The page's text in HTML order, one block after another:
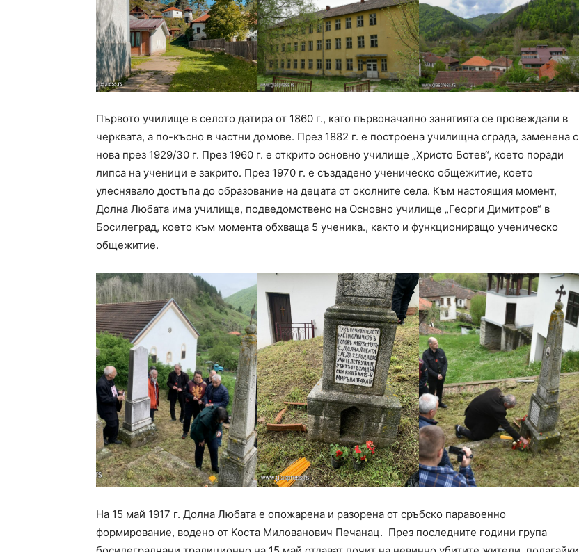
Първото училище в селото датира от 1860 г., като първоначално занятията се провеждали в
черквата, а по-късно в частни домове. През 1882 г. е построена училищна сграда, заменена с
нова през 1929/30 г. През 1960 г. е открито основно училище „Христо Ботев“, което поради
липса на ученици е закрито. През 1970 г. е създадено ученическо общежитие, което
улеснявало достъпа до образование на децата от околните села. Към настоящия момент,
Долна Любата има училище, подведомствено на Основно училище „Георги Димитров“ в
Босилеград, което към момента обхваща 5 ученика., както и функциониращо ученическо
общежитие.
На 15 май 1917 г. Долна Любата е опожарена и разорена от сръбско паравоенно
формирование, водено от Коста Милованович Печанац. През последните години група